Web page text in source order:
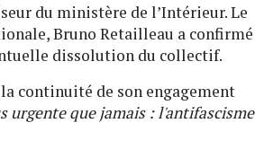
du ministère de l’Intérieur. Le
Bruno Retailleau a confirmé
dissolution du collectif.
continuité de son engagement
urgente que jamais : l'antifascisme